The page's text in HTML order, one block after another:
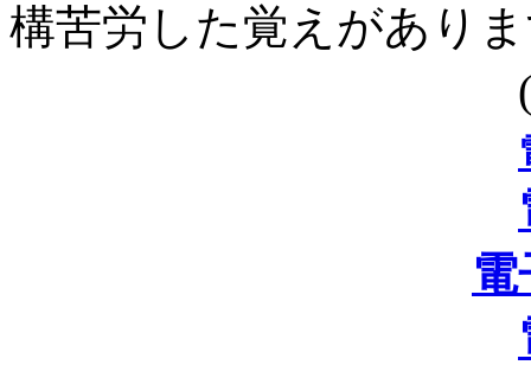
構苦労した覚えがあり